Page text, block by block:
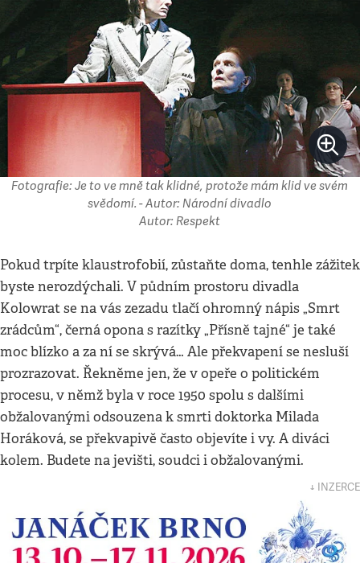
Fotografie: Je to ve mně tak klidné, protože mám klid ve svém
svědomí. - Autor: Národní divadlo
Autor: Respekt
Pokud trpíte klaustrofobií, zůstaňte doma, tenhle zážitek
byste nerozdýchali. V půdním prostoru divadla
Kolowrat se na vás zezadu tlačí ohromný nápis „Smrt
zrádcům“, černá opona s razítky „Přísně tajné“ je také
moc blízko a za ní se skrývá… Ale překvapení se nesluší
prozrazovat. Řekněme jen, že v opeře o politickém
procesu, v němž byla v roce 1950 spolu s dalšími
obžalovanými odsouzena k smrti doktorka Milada
Horáková, se překvapivě často objevíte i vy. A diváci
kolem. Budete na jevišti, soudci i obžalovanými.
↓ INZERCE